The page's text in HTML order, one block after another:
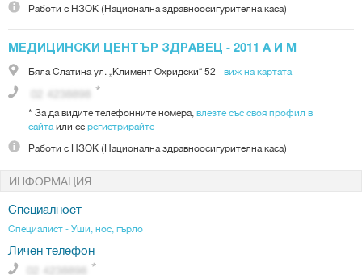
Работи с НЗОК (Национална здравноосигурителна каса)
МЕДИЦИНСКИ ЦЕНТЪР ЗДРАВЕЦ - 2011 А И М
Бяла Слатинаул. „Климент Охридски“ 52 виж на картата
* За да видите телефонните номера, влезте със своя профил в
сайтаили серегистрирайте
Работи с НЗОК (Национална здравноосигурителна каса)
ИНФОРМАЦИЯ
Специалност
Специалист - Уши, нос, гърло
Личен телефон